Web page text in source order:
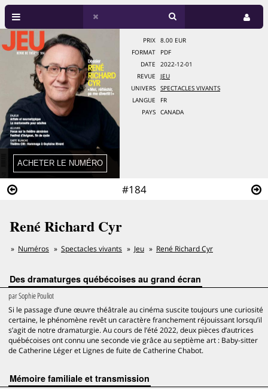
#184
PRIX
8.00 EUR
FORMAT
PDF
DATE
2022-12-01
REVUE
JEU
UNIVERS
SPECTACLES VIVANTS
LANGUE
FR
PAYS
CANADA
René Richard Cyr
Numéros Spectacles vivants Jeu René Richard Cyr
Des dramaturges québécoises au grand écran
parSophie Pouliot
Si le passage d’une œuvre théâtrale au cinéma suscite toujours une curiosité
certaine, le phénomène revêt un caractère franchement réjouissant lorsqu’il
s’agit de notre dramaturgie. Au cours de l’été 2022, deux pièces d’autrices
québécoises ont connu une seconde vie grâce au septième art : Baby-sitter
de Catherine Léger et Lignes de fuite de Catherine Chabot.
Mémoire familiale et transmission